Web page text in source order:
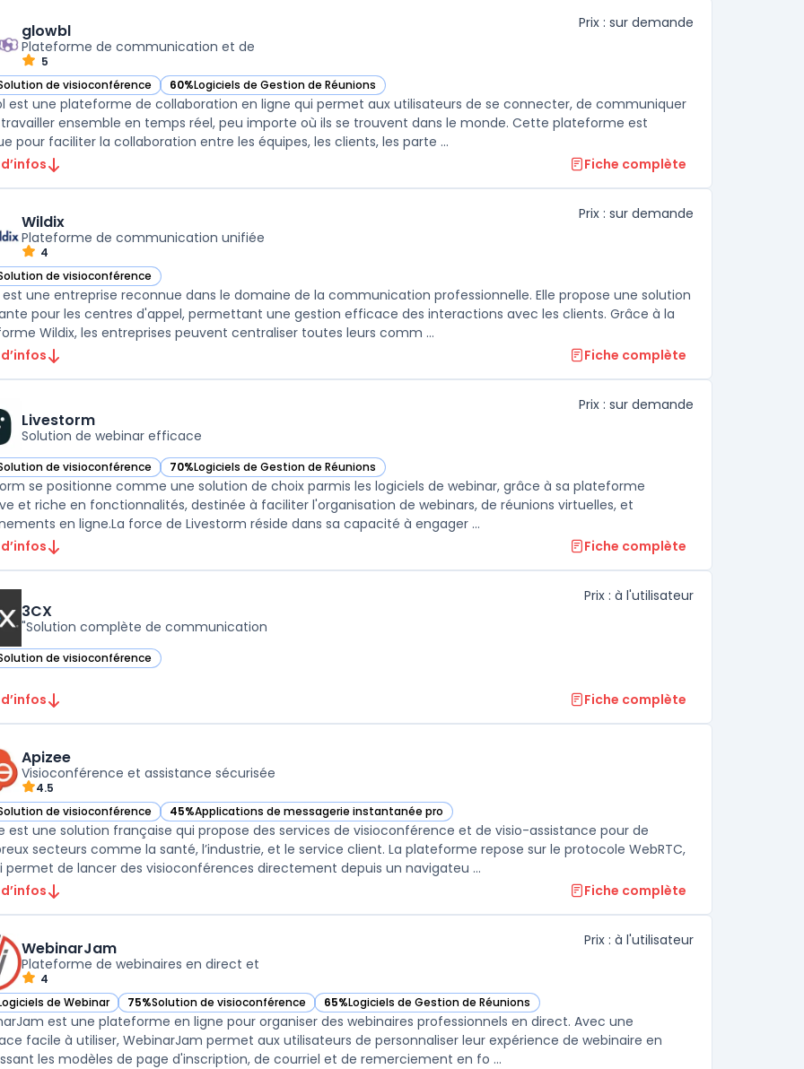
glowbl
Plateforme de communication et de
5
Prix : sur demande
de visioconférence
glowbl dans cette catégorie 60%Logiciels de Gestion de Réunions
— voir glowbl dans cette catégorie
est une plateforme de collaboration en ligne qui permet aux utilisateurs de se connecter, de communiquer
ensemble en temps réel, peu importe où ils se trouvent dans le monde. Cette plateforme est
pour faciliter la collaboration entre les équipes, les clients, les parte ...
Fiche complète
Wildix
Plateforme de communication unifiée
4
Prix : sur demande
de visioconférence
Wildix dans cette catégorie
est une entreprise reconnue dans le domaine de la communication professionnelle. Elle propose une solution
pour les centres d'appel, permettant une gestion efficace des interactions avec les clients. Grâce à la
Wildix, les entreprises peuvent centraliser toutes leurs comm ...
Fiche complète
Livestorm
Solution de webinar efficace
Prix : sur demande
de visioconférence
Livestorm dans cette catégorie70%Logiciels de Gestion de Réunions
— voir Livestorm dans cette catégorie
se positionne comme une solution de choix parmis les logiciels de webinar, grâce à sa plateforme
et riche en fonctionnalités, destinée à faciliter l'organisation de webinars, de réunions virtuelles, et
d'événements en ligne.La force de Livestorm réside dans sa capacité à engager ...
Fiche complète
3CX
"Solution complète de communication
Prix : à l'utilisateur
de visioconférence
3CX dans cette catégorie
Fiche complète
Apizee
Visioconférence et assistance sécurisée
4.5
de visioconférence
Apizee dans cette catégorie 45%Applications de messagerie instantanée pro
— voir Apizee dans cette catégorie
est une solution française qui propose des services de visioconférence et de visio-assistance pour de
secteurs comme la santé, l’industrie, et le service client. La plateforme repose sur le protocole WebRTC,
permet de lancer des visioconférences directement depuis un navigateu ...
Fiche complète
WebinarJam
Plateforme de webinaires en direct et
4
Prix : à l'utilisateur
de Webinar
WebinarJam dans cette catégorie
75%Solution de visioconférence
— voir WebinarJam dans cette catégorie
65%Logiciels de Gestion de Réunions
— voir WebinarJam dans cette catégorie
est une plateforme en ligne pour organiser des webinaires professionnels en direct. Avec une
facile à utiliser, WebinarJam permet aux utilisateurs de personnaliser leur expérience de webinaire en
les modèles de page d'inscription, de courriel et de remerciement en fo ...